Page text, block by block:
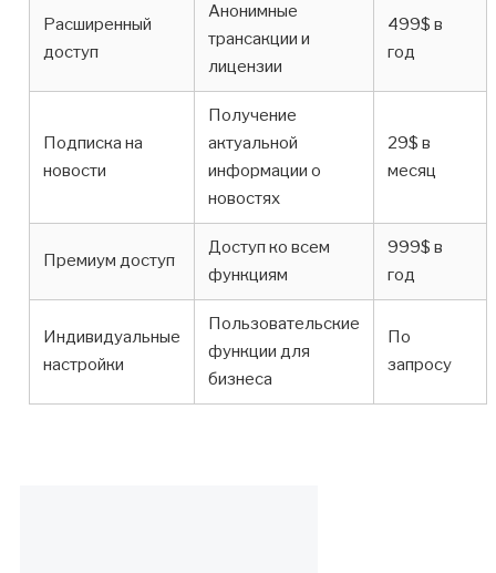
Расширенный
доступ
Анонимные
трансакции и
лицензии
499$ в
год
Подписка на
новости
Получение
актуальной
информации о
новостях
29$ в
месяц
Премиум доступ
Доступ ко всем
функциям
999$ в
год
Индивидуальные
настройки
Пользовательские
функции для
бизнеса
По
запросу